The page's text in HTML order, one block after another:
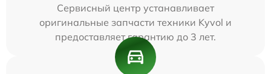
Сервисный центр устанавливает
оригинальные запчасти техники Kyvol и
предоставляет гарантию до 3 лет.